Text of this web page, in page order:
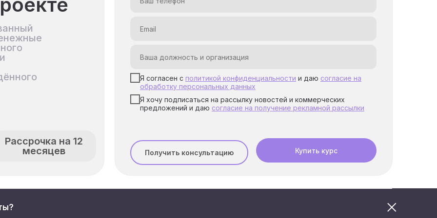
модуль
Я согласен с политикой конфиденциальности и даю согласие на
обработку персональных данных
Я хочу подписаться на рассылку новостей и коммерческих
предложений и даю согласие на получение рекламной рассылки
Получить консультацию
Рассрочка на 12
месяцев
Купить курс